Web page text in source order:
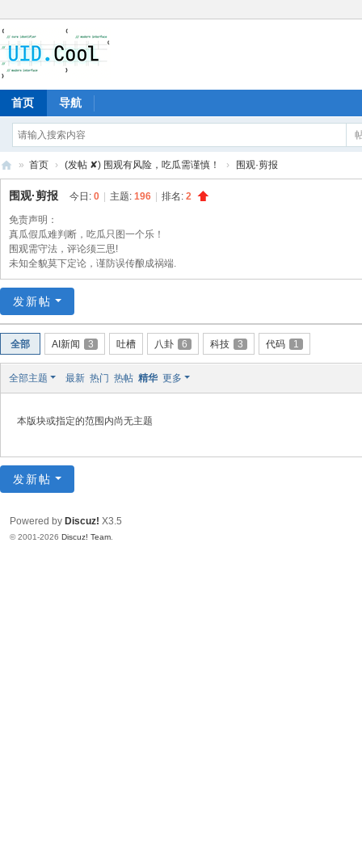
首页 导航
有
地
» 首页 › (发帖 ✘) 围观有风险，吃瓜需谨慎！ › 围观·剪报
围观·剪报 今日: 0 主题: 196 排名: 2
免责声明：
真瓜假瓜难判断，吃瓜只图一个乐！
围观需守法，评论须三思!
未知全貌莫下定论，谨防误传酿成祸端.
发新帖
全部 AI新闻 3 吐槽 八卦 6 科技 3 代码 1
全部主题 最新 热门 热帖 精华 更多
本版块或指定的范围内尚无主题
发新帖
Powered by Discuz! X3.5
© 2001-2026 Discuz! Team